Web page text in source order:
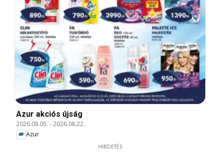
Azur akciós újság
2026.08.05. -2026.08.22.
Azur
HIRDETÉS